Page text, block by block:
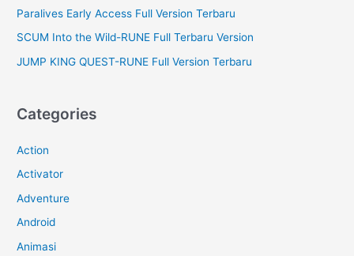
Paralives Early Access Full Version Terbaru
SCUM Into the Wild-RUNE Full Terbaru Version
JUMP KING QUEST-RUNE Full Version Terbaru
Categories
Action
Activator
Adventure
Android
Animasi